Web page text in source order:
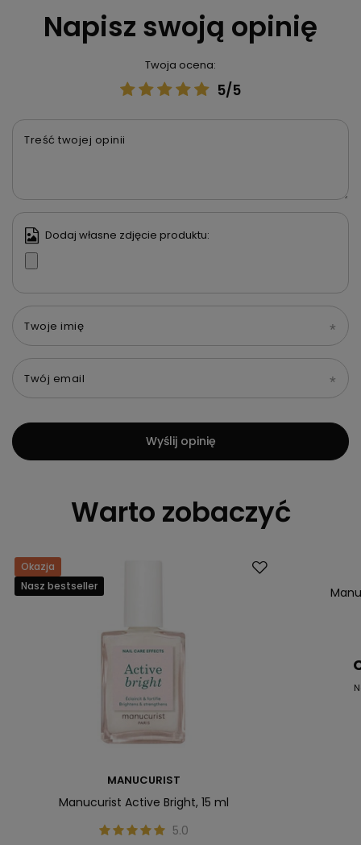
Napisz swoją opinię
Twoja ocena:
5/5
Treść twojej opinii
Dodaj własne zdjęcie produktu:
Twoje imię
Twój email
Wyślij opinię
Warto zobaczyć
Okazja
Nasz bestseller
MANUCURIST
Manucurist Active Bright, 15 ml
5.0
Nasz